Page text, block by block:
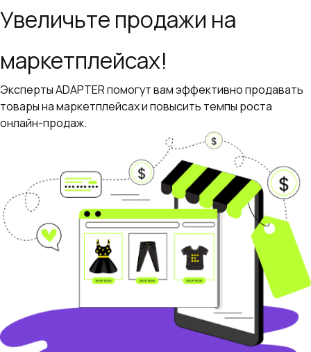
Увеличьте продажи на
маркетплейсах!
Эксперты ADAPTER помогут вам эффективно продавать
товары на маркетплейсах и повысить темпы роста
онлайн-продаж.